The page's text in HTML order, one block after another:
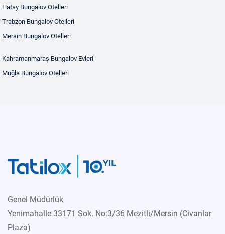
Hatay Bungalov Otelleri
Trabzon Bungalov Otelleri
Mersin Bungalov Otelleri
Kahramanmaraş Bungalov Evleri
Muğla Bungalov Otelleri
Genel Müdürlük
Yenimahalle 33171 Sok. No:3/36 Mezitli/Mersin (Civanlar
Plaza)